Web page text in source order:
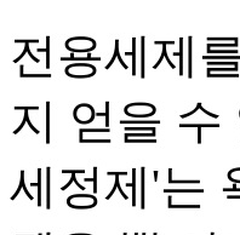
전용세제
지 얻을 수
세정제'는